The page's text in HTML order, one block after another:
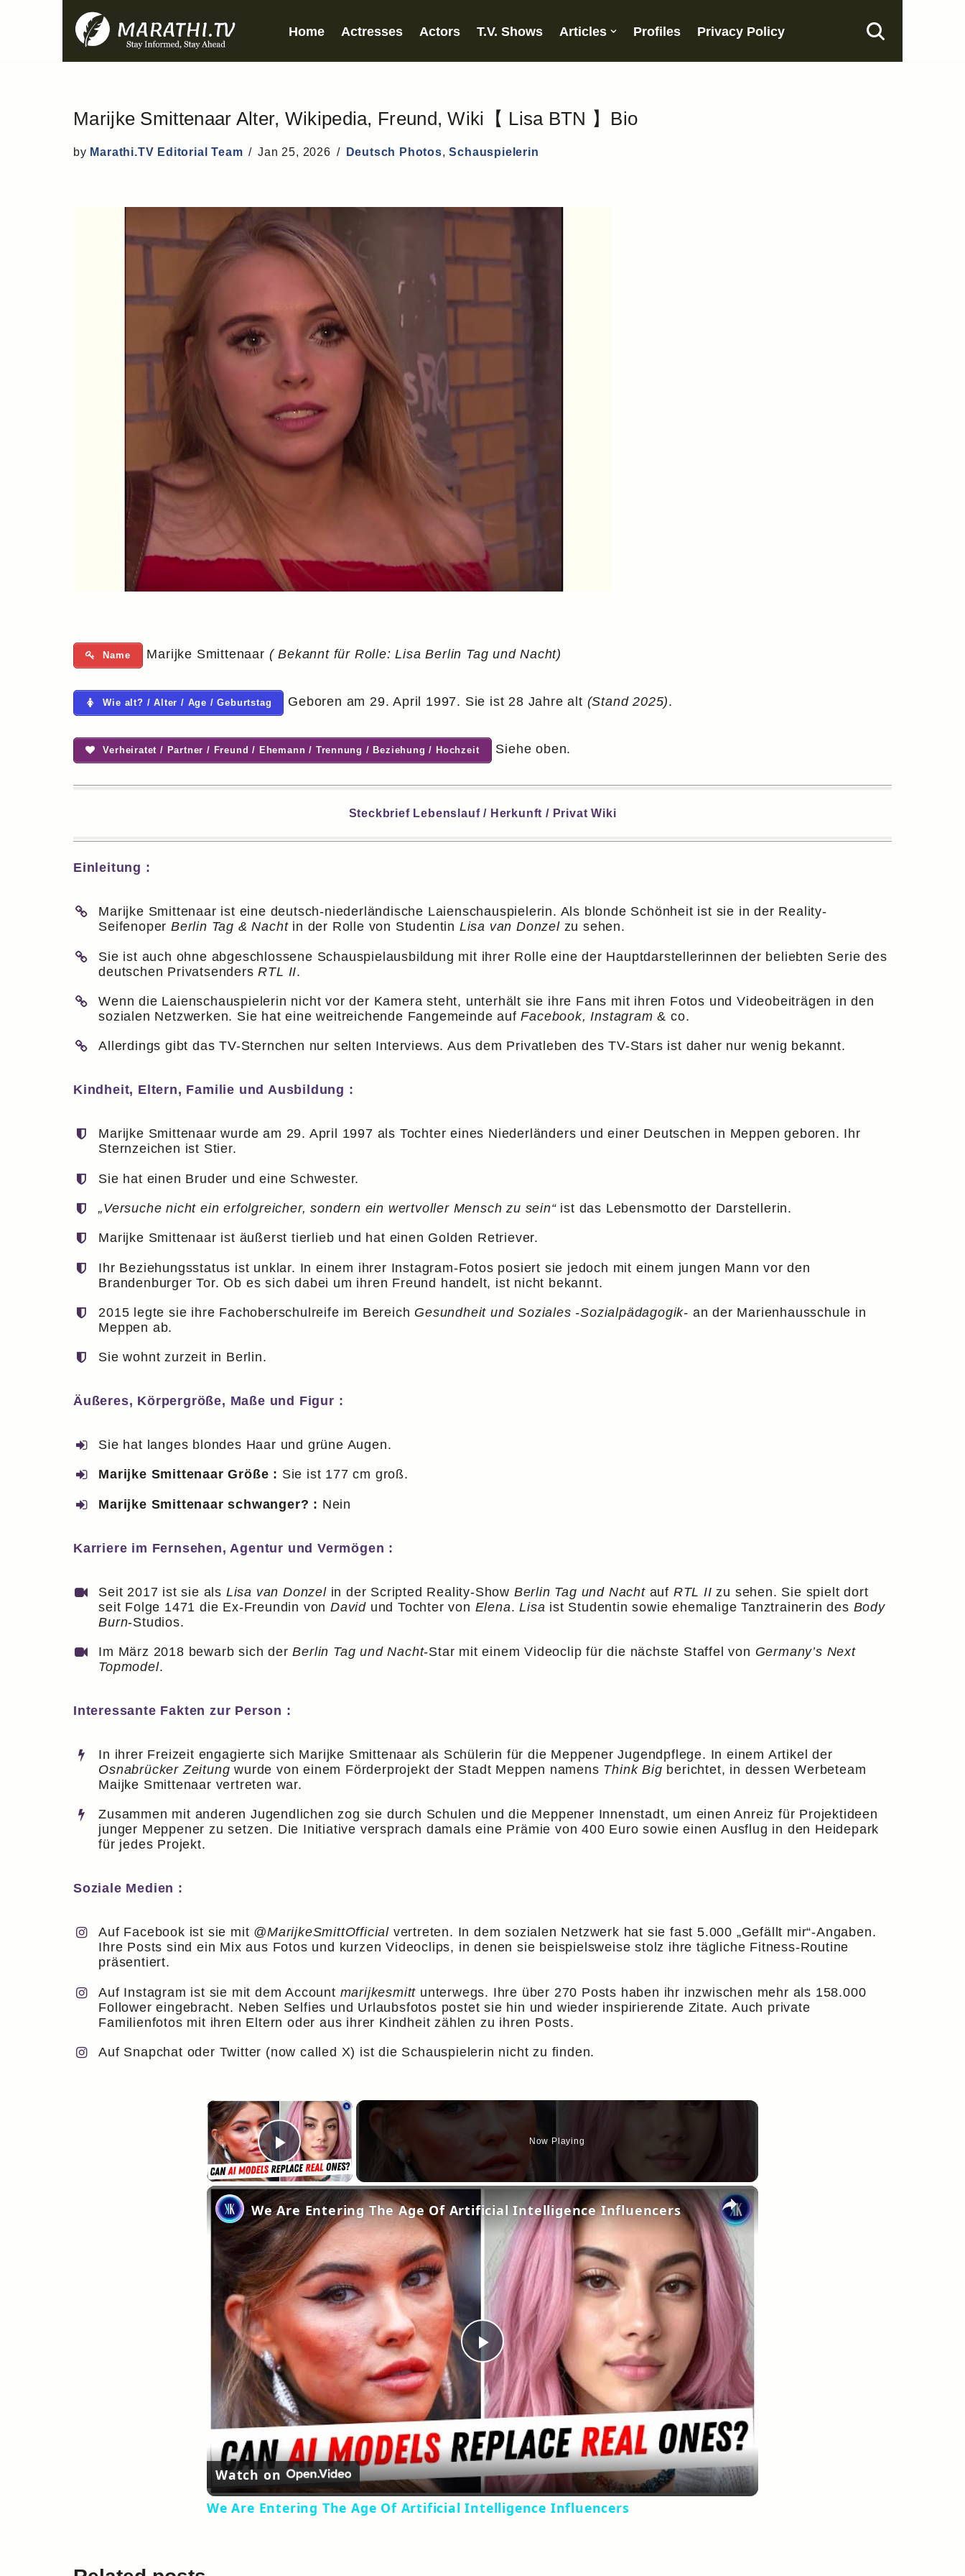
Home Actresses Actors T.V. Shows Articles Profiles Privacy Policy
Marijke Smittenaar Alter, Wikipedia, Freund, Wiki【 Lisa BTN 】Bio
by Marathi.TV Editorial Team Jan 25, 2026 Deutsch Photos,Schauspielerin
Name Marijke Smittenaar ( Bekannt für Rolle: Lisa Berlin Tag und Nacht)
Wie alt? / Alter / Age / Geburtstag Geboren am 29. April 1997. Sie ist 28 Jahre alt (Stand 2025).
Verheiratet / Partner / Freund / Ehemann / Trennung / Beziehung / Hochzeit Siehe oben.
Steckbrief Lebenslauf / Herkunft / Privat Wiki
Einleitung :
Marijke Smittenaar ist eine deutsch-niederländische Laienschauspielerin. Als blonde Schönheit ist sie in der Reality-
Seifenoper Berlin Tag & Nachtin der Rolle von Studentin Lisa van Donzelzu sehen.
Sie ist auch ohne abgeschlossene Schauspielausbildung mit ihrer Rolle eine der Hauptdarstellerinnen der beliebten Serie des
deutschen PrivatsendersRTL II.
Wenn die Laienschauspielerin nicht vor der Kamera steht, unterhält sie ihre Fans mit ihren Fotos und Videobeiträgen in den
sozialen Netzwerken. Sie hat eine weitreichende Fangemeinde aufFacebook, Instagram & co.
Allerdings gibt das TV-Sternchen nur selten Interviews. Aus dem Privatleben des TV-Stars ist daher nur wenig bekannt.
Kindheit, Eltern, Familie und Ausbildung :
Marijke Smittenaar wurde am 29. April 1997 als Tochter eines Niederländers und einer Deutschen in Meppen geboren. Ihr
Sternzeichen ist Stier.
Sie hat einen Bruder und eine Schwester.
„Versuche nicht ein erfolgreicher, sondern ein wertvoller Mensch zu sein“ist das Lebensmotto der Darstellerin.
Marijke Smittenaar ist äußerst tierlieb und hat einen Golden Retriever.
Ihr Beziehungsstatus ist unklar. In einem ihrer Instagram-Fotos posiert sie jedoch mit einem jungen Mann vor den
Brandenburger Tor. Ob es sich dabei um ihren Freund handelt, ist nicht bekannt.
2015 legte sie ihre Fachoberschulreife im Bereich Gesundheit und Soziales -Sozialpädagogik- an der Marienhausschule in
Meppen ab.
Sie wohnt zurzeit in Berlin.
Äußeres, Körpergröße, Maße und Figur :
Sie hat langes blondes Haar und grüne Augen.
Marijke Smittenaar Größe : Sie ist 177 cm groß.
Marijke Smittenaar schwanger? : Nein
Karriere im Fernsehen, Agentur und Vermögen :
Seit 2017 ist sie als Lisa van Donzelin der Scripted Reality-Show Berlin Tag und Nachtauf RTL II zu sehen. Sie spielt dort
seit Folge 1471 die Ex-Freundin von David und Tochter von Elena.Lisa ist Studentin sowie ehemalige Tanztrainerin des Body
Burn-Studios.
Im März 2018 bewarb sich derBerlin Tag und Nacht-Star mit einem Videoclip für die nächste Staffel von Germany’s Next
Topmodel.
Interessante Fakten zur Person :
In ihrer Freizeit engagierte sich Marijke Smittenaar als Schülerin für die Meppener Jugendpflege. In einem Artikel der
Osnabrücker Zeitung wurde von einem Förderprojekt der Stadt Meppen namens Think Big berichtet, in dessen Werbeteam
Maijke Smittenaar vertreten war.
Zusammen mit anderen Jugendlichen zog sie durch Schulen und die Meppener Innenstadt, um einen Anreiz für Projektideen
junger Meppener zu setzen. Die Initiative versprach damals eine Prämie von 400 Euro sowie einen Ausflug in den Heidepark
für jedes Projekt.
Soziale Medien :
Auf Facebook ist sie mit @MarijkeSmittOfficial vertreten. In dem sozialen Netzwerk hat sie fast 5.000 „Gefällt mir“-Angaben.
Ihre Posts sind ein Mix aus Fotos und kurzen Videoclips, in denen sie beispielsweise stolz ihre tägliche Fitness-Routine
präsentiert.
Auf Instagram ist sie mit dem Account marijkesmitt unterwegs. Ihre über 270 Posts haben ihr inzwischen mehr als 158.000
Follower eingebracht. Neben Selfies und Urlaubsfotos postet sie hin und wieder inspirierende Zitate. Auch private
Familienfotos mit ihren Eltern oder aus ihrer Kindheit zählen zu ihren Posts.
Auf Snapchat oder Twitter (now called X) ist die Schauspielerin nicht zu finden.
×
Play Video
Now Playing
×
Play
Video
We Are Entering The Age Of Artificial Intelligence Influencers
Watch on
We Are Entering The Age Of Artificial Intelligence Influencers